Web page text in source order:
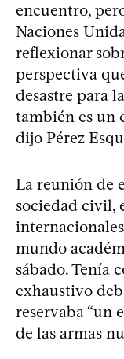
encuentro,
Naciones
reflexionar
perspectiva
desastre para
también es un
dijo Pérez
La reunión de
sociedad civil,
mundo
sábado. Tenía
exhaustivo
reservaba “un
de las armas